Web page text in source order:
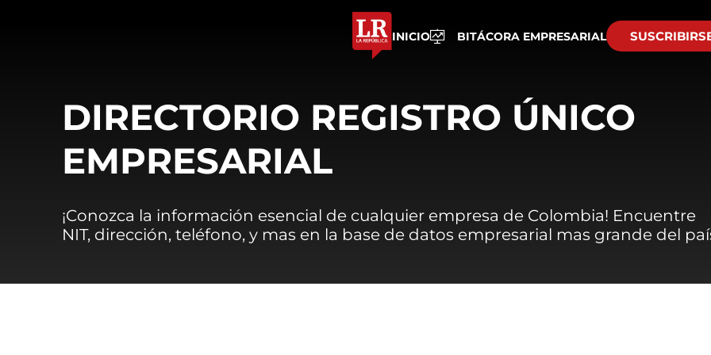
INICIO BITÁCORA EMPRESARIAL
DIRECTORIO REGISTRO ÚNICO
EMPRESARIAL
¡Conozca la información esencial de cualquier empresa de Colombia! Encuentre
NIT, dirección, teléfono, y mas en la base de datos empresarial mas grande del